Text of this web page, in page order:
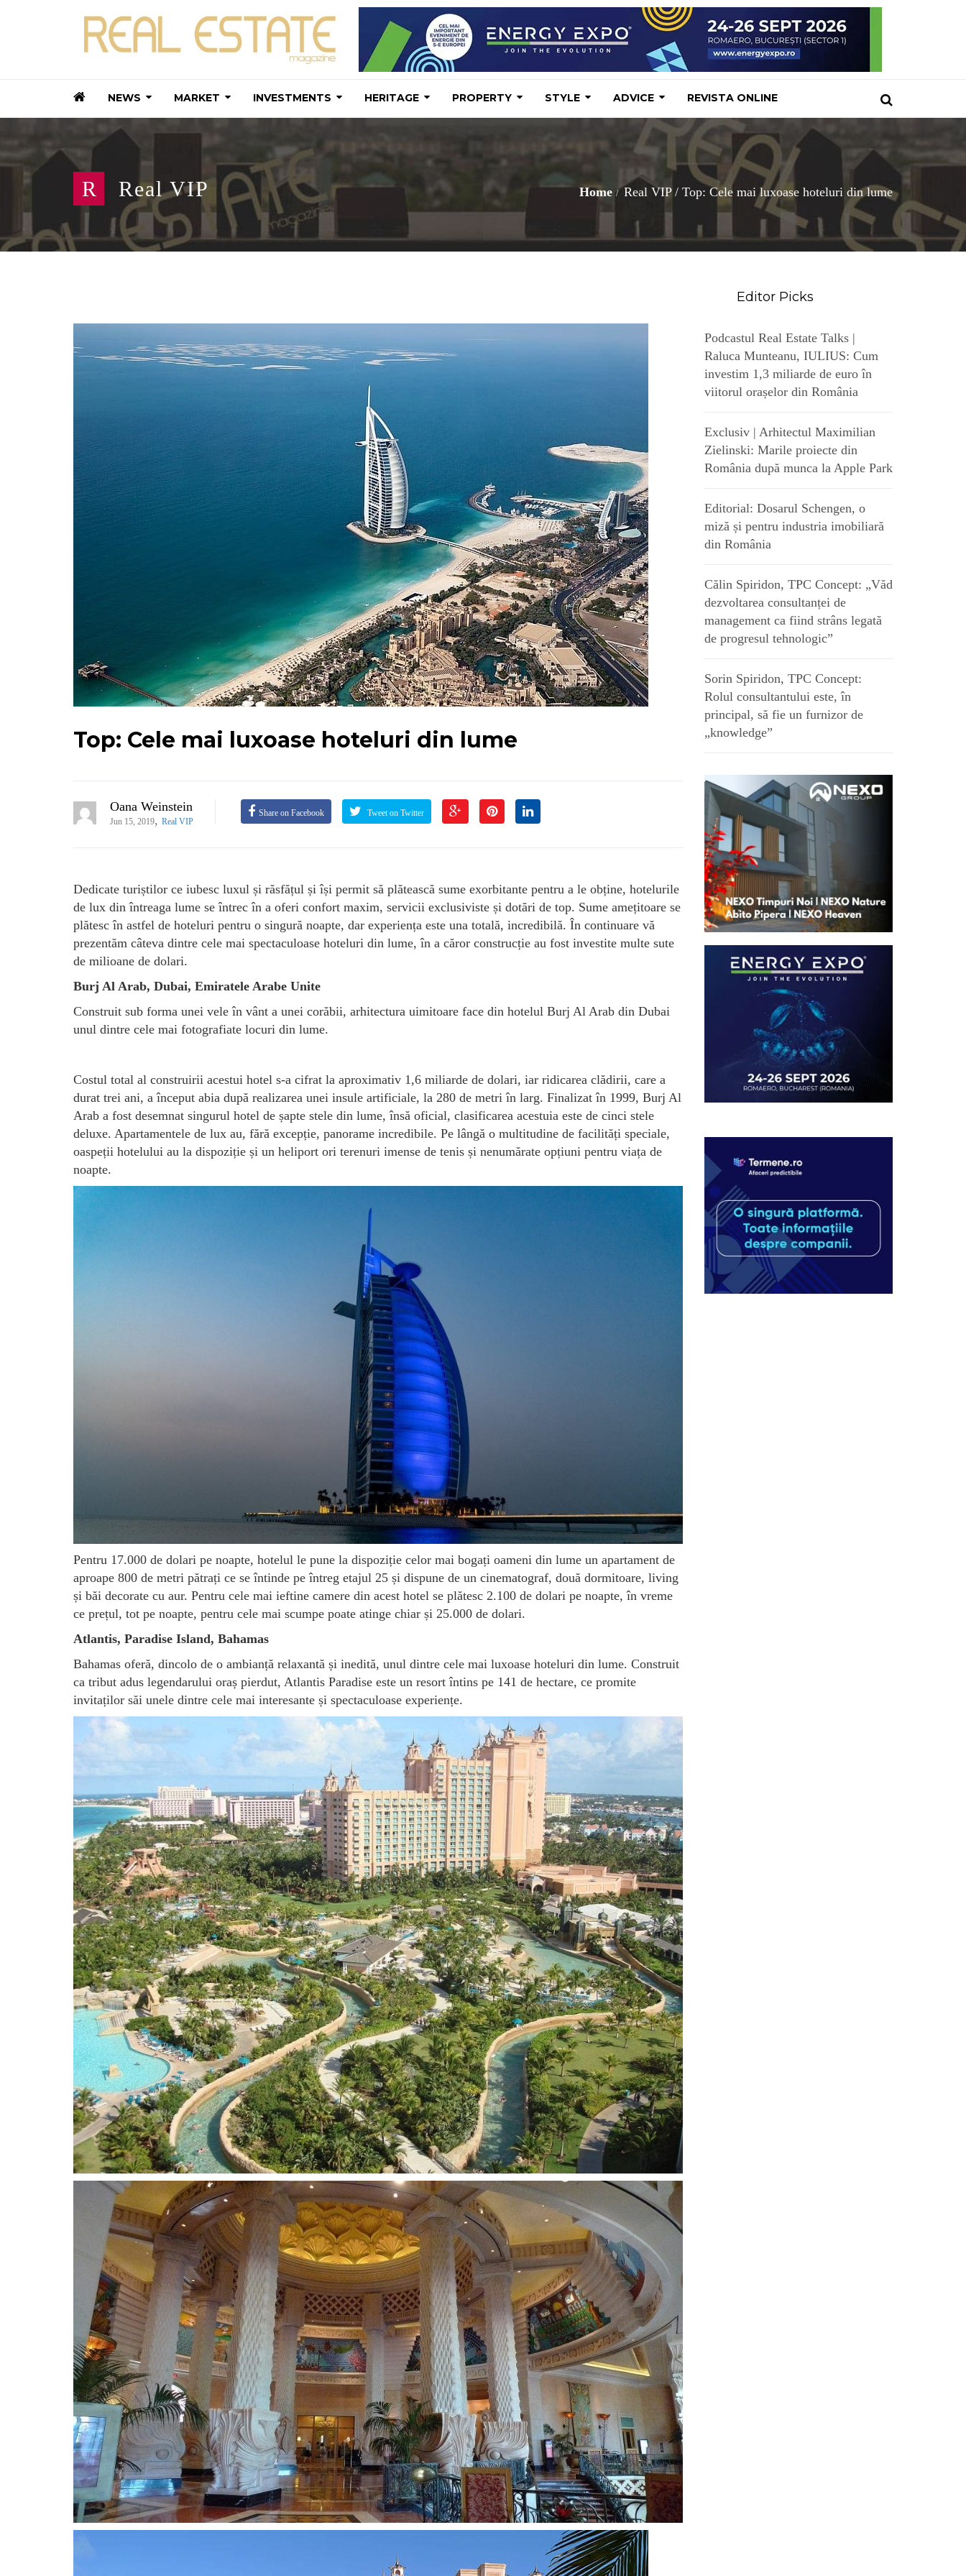
NEWS MARKET INVESTMENTS HERITAGE PROPERTY STYLE ADVICE REVISTA ONLINE
R Real VIP Home Real VIP / Top: Cele mai luxoase hoteluri din lume
Top: Cele mai luxoase hoteluri din lume
Oana Weinstein
Jun 15, 2019, Real VIP
Share on Facebook Tweet on Twitter
Dedicate turiștilor ce iubesc luxul și răsfățul și își permit să plătească sume exorbitante pentru a le obține, hotelurile
de lux din întreaga lume se întrec în a oferi confort maxim, servicii exclusiviste și dotări de top. Sume amețitoare se
plătesc în astfel de hoteluri pentru o singură noapte, dar experiența este una totală, incredibilă. În continuare vă
prezentăm câteva dintre cele mai spectaculoase hoteluri din lume, în a căror construcție au fost investite multe sute
de milioane de dolari.
Burj Al Arab, Dubai, Emiratele Arabe Unite
Construit sub forma unei vele în vânt a unei corăbii, arhitectura uimitoare face din hotelul Burj Al Arab din Dubai
unul dintre cele mai fotografiate locuri din lume.
Costul total al construirii acestui hotel s-a cifrat la aproximativ 1,6 miliarde de dolari, iar ridicarea clădirii, care a
durat trei ani, a început abia după realizarea unei insule artificiale, la 280 de metri în larg. Finalizat în 1999, Burj Al
Arab a fost desemnat singurul hotel de șapte stele din lume, însă oficial, clasificarea acestuia este de cinci stele
deluxe. Apartamentele de lux au, fără excepție, panorame incredibile. Pe lângă o multitudine de facilități speciale,
oaspeții hotelului au la dispoziție și un heliport ori terenuri imense de tenis și nenumărate opțiuni pentru viața de
noapte.
Pentru 17.000 de dolari pe noapte, hotelul le pune la dispoziție celor mai bogați oameni din lume un apartament de
aproape 800 de metri pătrați ce se întinde pe întreg etajul 25 și dispune de un cinematograf, două dormitoare, living
și băi decorate cu aur. Pentru cele mai ieftine camere din acest hotel se plătesc 2.100 de dolari pe noapte, în vreme
ce prețul, tot pe noapte, pentru cele mai scumpe poate atinge chiar și 25.000 de dolari.
Atlantis, Paradise Island, Bahamas
Bahamas oferă, dincolo de o ambianță relaxantă și inedită, unul dintre cele mai luxoase hoteluri din lume. Construit
ca tribut adus legendarului oraș pierdut, Atlantis Paradise este un resort întins pe 141 de hectare, ce promite
invitaților săi unele dintre cele mai interesante și spectaculoase experiențe.
Editor Picks
Podcastul Real Estate Talks |
Raluca Munteanu, IULIUS: Cum
investim 1,3 miliarde de euro în
viitorul orașelor din România
Exclusiv | Arhitectul Maximilian
Zielinski: Marile proiecte din
România după munca la Apple Park
Editorial: Dosarul Schengen, o
miză și pentru industria imobiliară
din România
Călin Spiridon, TPC Concept: „Văd
dezvoltarea consultanței de
management ca fiind strâns legată
de progresul tehnologic”
Sorin Spiridon, TPC Concept:
Rolul consultantului este, în
principal, să fie un furnizor de
„knowledge”